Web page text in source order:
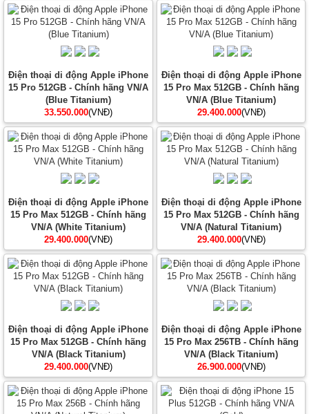
Điện thoại di động Apple iPhone
15 Pro 512GB - Chính hãng VN/A
(Blue Titanium)
33.550.000(VNĐ)
Điện thoại di động Apple iPhone
15 Pro Max 512GB - Chính hãng
VN/A (Blue Titanium)
29.400.000(VNĐ)
Điện thoại di động Apple iPhone
15 Pro Max 512GB - Chính hãng
VN/A (White Titanium)
29.400.000(VNĐ)
Điện thoại di động Apple iPhone
15 Pro Max 512GB - Chính hãng
VN/A (Natural Titanium)
29.400.000(VNĐ)
Điện thoại di động Apple iPhone
15 Pro Max 512GB - Chính hãng
VN/A (Black Titanium)
29.400.000(VNĐ)
Điện thoại di động Apple iPhone
15 Pro Max 256TB - Chính hãng
VN/A (Black Titanium)
26.900.000(VNĐ)